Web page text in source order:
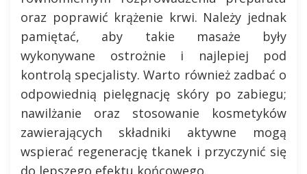
oraz poprawić krążenie krwi. Należy jednak
pamiętać, aby takie masaże były
wykonywane ostrożnie i najlepiej pod
kontrolą specjalisty. Warto również zadbać o
odpowiednią pielęgnację skóry po zabiegu;
nawilżanie oraz stosowanie kosmetyków
zawierających składniki aktywne mogą
wspierać regenerację tkanek i przyczynić się
do lepszego efektu końcowego.